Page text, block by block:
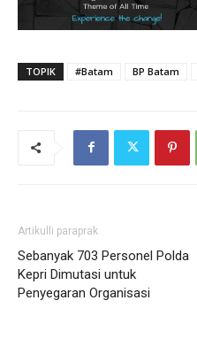
TOPIK #Batam BP Batam
Artikulli paraprak
Sebanyak 703 Personel Polda
Kepri Dimutasi untuk
Penyegaran Organisasi